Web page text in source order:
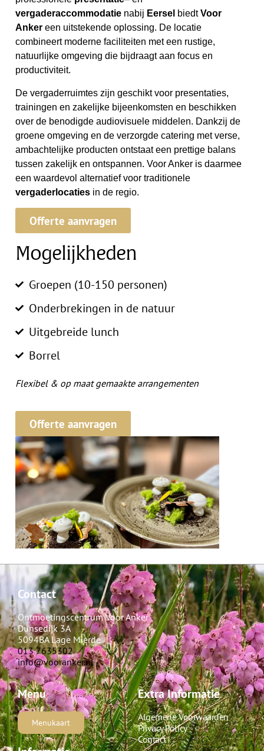
vergaderaccommodatie nabij Eersel biedtVoor
Anker een uitstekende oplossing. De locatie
combineert moderne faciliteiten met een rustige,
natuurlijke omgeving die bijdraagt aan focus en
productiviteit.
De vergaderruimtes zijn geschikt voor presentaties,
trainingen en zakelijke bijeenkomsten en beschikken
over de benodigde audiovisuele middelen. Dankzij de
groene omgeving en de verzorgde catering met verse,
ambachtelijke producten ontstaat een prettige balans
tussen zakelijk en ontspannen. Voor Anker is daarmee
een waardevol alternatief voor traditionele
vergaderlocaties in de regio.
Offerte aanvragen
Mogelijkheden
Groepen (10-150 personen)
Onderbrekingen in de natuur
Uitgebreide lunch
Borrel
Flexibel & op maat gemaakte arrangementen
Offerte aanvragen
Contact
Ontmoetingscentrum Voor Anker
Dunsedijk 3A
5094BA Lage Mierde
013 7635302
info@vooranker.nl
Menu
Menukaart
Extra Informatie
Algemene Voorwaarden
Privacy Policy
Contact